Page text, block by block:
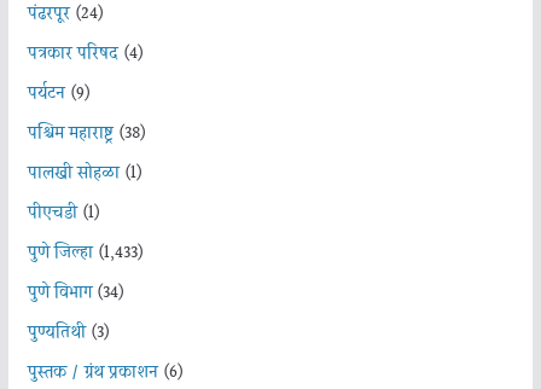
पंढरपूर(24)
पत्रकार परिषद(4)
पर्यटन(9)
पश्चिम महाराष्ट्र(38)
पालखी सोहळा(1)
पीएचडी(1)
पुणे जिल्हा(1,433)
पुणे विभाग(34)
पुण्यतिथी(3)
पुस्तक / ग्रंथ प्रकाशन(6)